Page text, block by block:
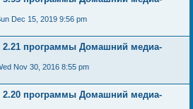
Dec 15, 2019 9:56 pm
программы Домашний медиа-
Nov 30, 2016 8:55 pm
программы Домашний медиа-